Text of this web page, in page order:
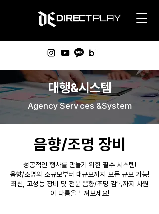
​대행&시스템
Agency Services &System
음향/조명 장비
성공적인 행사를 만들기 위한 필수 시스템!
음향/조명의 소규모부터 대규모까지 모든 규모 가능!
​최신, 고성능 장비 및 전문 음향/조명 감독까지 차원
이 다름을 느껴보세요!